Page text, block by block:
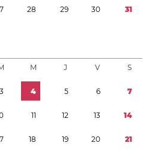
7 28 29 30 31
M J V S
3 4 5 6 7
11 12 13 14
7 18 19 20 21